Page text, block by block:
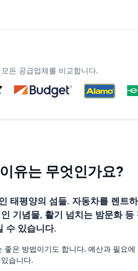
든 공급업체를 비교합니다.
유는 무엇인가요?
태평양의 섬들. 자동차를 렌트
기념물, 활기 넘치는 밤문화
수 있습니다.
은 방법이기도 합니다. 예산과 필요
습니다.